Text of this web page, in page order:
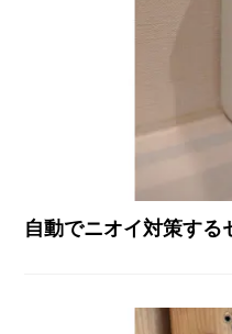
自動でニオイ対策する